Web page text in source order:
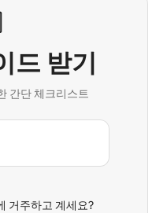
드 받기
간단 체크리스트
거주하고 계세요?